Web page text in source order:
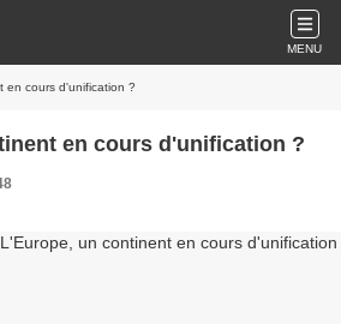
MENU
en cours d'unification ?
en cours d'unification ?